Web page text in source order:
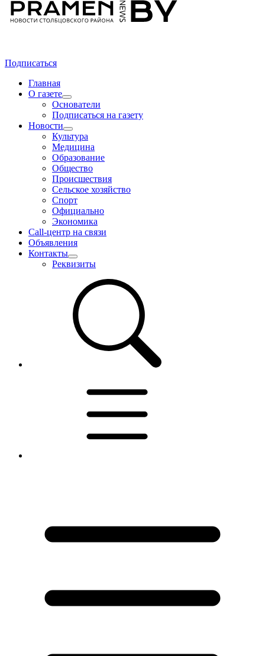
Подписаться
Главная
О газете
Основатели
Подписаться на газету
Новости
Культура
Медицина
Образование
Общество
Происшествия
Сельское хозяйство
Спорт
Официально
Экономика
Call-центр на связи
Объявления
Контакты
Реквизиты